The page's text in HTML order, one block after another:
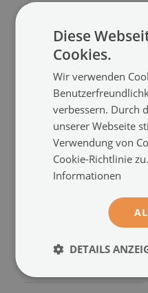
Größe von: 100x50 cm
Leinwand-Bilder
(#84921631)
Größe von: 100x50 cm
Diese
Cookies.
Wir verwenden
verbessern. Durch
unserer Webseite
Verwendung von
Cookie-Richtlinie
Informationen
DETAILS